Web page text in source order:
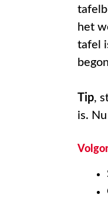
het
tafel
Tip,
is.